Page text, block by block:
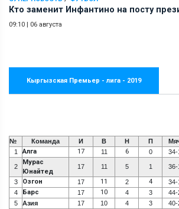
Кто заменит Инфантино на посту
09:10 | 06 августа
Кыргызская Премьер - лига - 2019
№ Команда И В Н П
1
Алга 17 11 6 0 34-
2
Мурас
Юнайтед
17 11 5 1 36-
3 Озгон 17 11 2 4 34-
4 Барс 17 10 4 3 44-
5 Азия 17 10 4 3 40-